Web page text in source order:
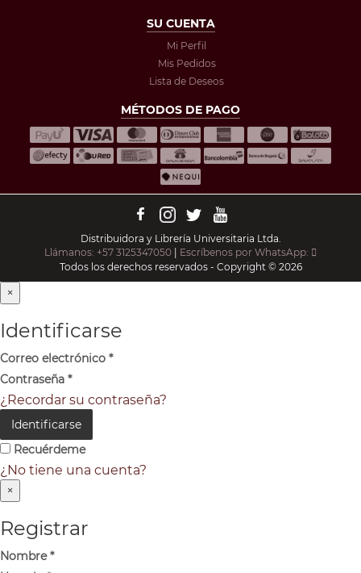
SU CUENTA
Mi Perfil
Mis Pedidos
Lista de Deseos
MÉTODOS DE PAGO
Distribuidora y Librería Universitaria Ltda.
Llámanos: +57 3125347050 | Escríbenos por WhatsApp:
Todos los derechos reservados - Copyright © 2026
×
Identificarse
Correo electrónico *
Contraseña *
¿Recordar su contraseña?
Identificarse
Recuérdeme
¿No tiene una cuenta?
×
Registrar
Nombre*